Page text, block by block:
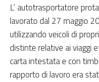
L’ autotrasportatore
lavorato dal 27 maggio
utilizzando veicoli di
distinte relative ai viaggi
carta intestata e con
rapporto di lavoro era